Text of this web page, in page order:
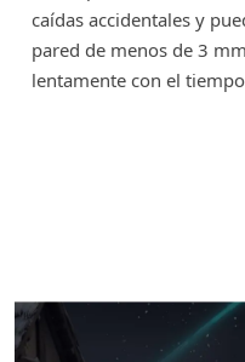
caídas accidentales y
pared de menos de 3
lentamente con el tiempo